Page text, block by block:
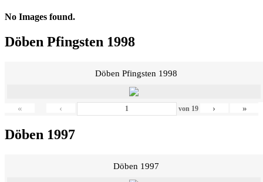
No Images found.
Döben Pfingsten 1998
Döben Pfingsten 1998
« ‹ von 19 › »
Döben 1997
Döben 1997